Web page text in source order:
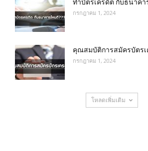
ทำบัตรเครดิต กับธนาคา
กรกฎาคม 1, 2024
คุณสมบัติการสมัครบัตรเ
กรกฎาคม 1, 2024
โหลดเพิ่มเติม